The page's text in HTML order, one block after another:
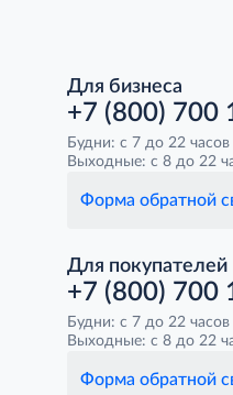
Для бизнеса
+7 (800) 700
Будни: с 7 до 22 часов
Выходные: с 8 до 22
Форма обратной
Для покупателей
+7 (800) 700
Будни: с 7 до 22 часов
Выходные: с 8 до 22
Форма обратной